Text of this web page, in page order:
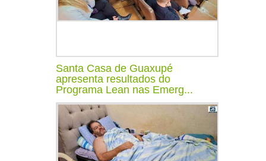
Santa Casa de Guaxupé
apresenta resultados do
Programa Lean nas Emerg...